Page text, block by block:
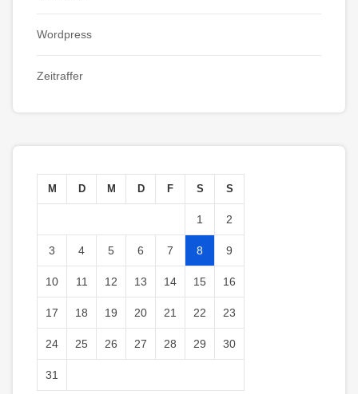
Wordpress
Zeitraffer
M D M D F S S
1 2
3 4 5 6 7 8 9
10 11 12 13 14 15 16
17 18 19 20 21 22 23
24 25 26 27 28 29 30
31